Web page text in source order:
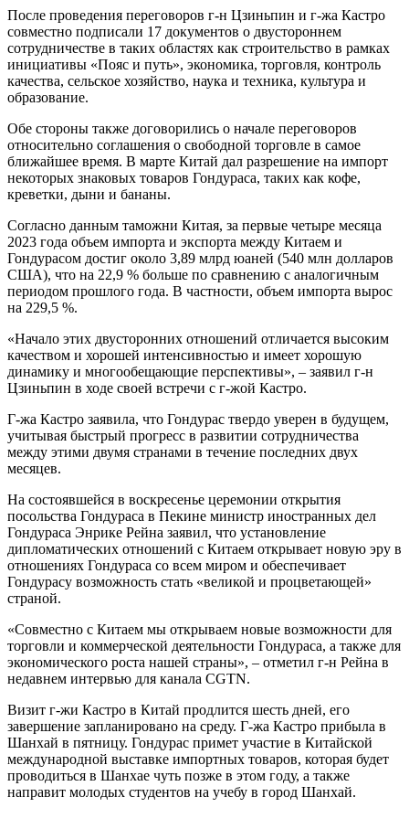
После проведения переговоров г-н Цзиньпин и г-жа Кастро
совместно подписали 17 документов о двустороннем
сотрудничестве в таких областях как строительство в рамках
инициативы «Пояс и путь», экономика, торговля, контроль
качества, сельское хозяйство, наука и техника, культура и
образование.
Обе стороны также договорились о начале переговоров
относительно соглашения о свободной торговле в самое
ближайшее время. В марте Китай дал разрешение на импорт
некоторых знаковых товаров Гондураса, таких как кофе,
креветки, дыни и бананы.
Согласно данным таможни Китая, за первые четыре месяца
2023 года объем импорта и экспорта между Китаем и
Гондурасом достиг около 3,89 млрд юаней (540 млн долларов
США), что на 22,9 % больше по сравнению с аналогичным
периодом прошлого года. В частности, объем импорта вырос
на 229,5 %.
«Начало этих двусторонних отношений отличается высоким
качеством и хорошей интенсивностью и имеет хорошую
динамику и многообещающие перспективы», – заявил г-н
Цзиньпин в ходе своей встречи с г-жой Кастро.
Г-жа Кастро заявила, что Гондурас твердо уверен в будущем,
учитывая быстрый прогресс в развитии сотрудничества
между этими двумя странами в течение последних двух
месяцев.
На состоявшейся в воскресенье церемонии открытия
посольства Гондураса в Пекине министр иностранных дел
Гондураса Энрике Рейна заявил, что установление
дипломатических отношений с Китаем открывает новую эру в
отношениях Гондураса со всем миром и обеспечивает
Гондурасу возможность стать «великой и процветающей»
страной.
«Совместно с Китаем мы открываем новые возможности для
торговли и коммерческой деятельности Гондураса, а также для
экономического роста нашей страны», – отметил г-н Рейна в
недавнем интервью для канала CGTN.
Визит г-жи Кастро в Китай продлится шесть дней, его
завершение запланировано на среду. Г-жа Кастро прибыла в
Шанхай в пятницу. Гондурас примет участие в Китайской
международной выставке импортных товаров, которая будет
проводиться в Шанхае чуть позже в этом году, а также
направит молодых студентов на учебу в город Шанхай.